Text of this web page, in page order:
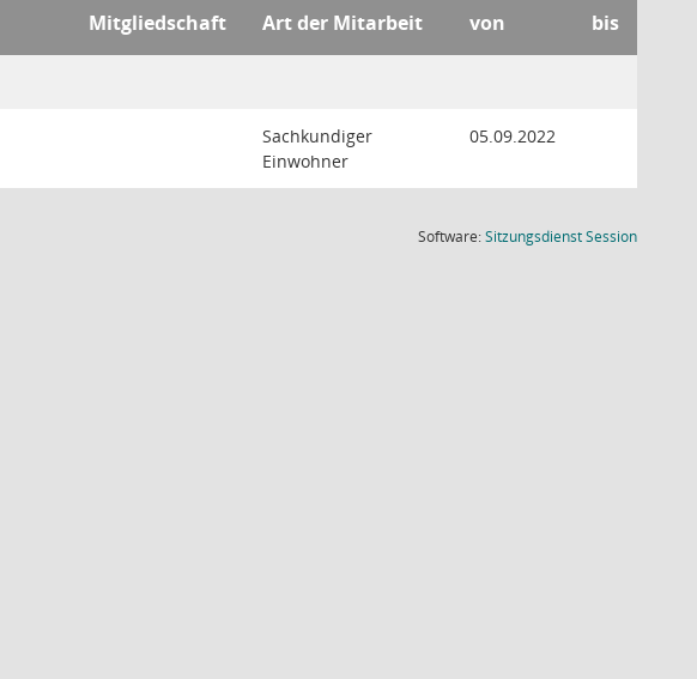
Mitgliedschaft Art der Mitarbeit von bis
Sachkundiger
Einwohner
05.09.2022
Software:SitzungsdienstSession(Wird in